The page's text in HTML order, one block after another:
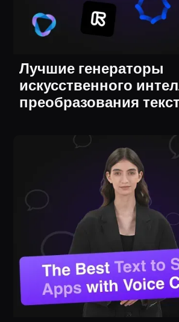
Лучшие генераторы
искусственного
преобразования